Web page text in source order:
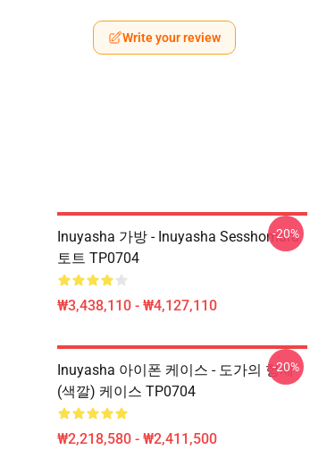
Write your review
Inuyasha 가방 - Inuyasha Sesshomaru
토트 TP0704
₩3,438,110 - ₩4,127,110
-20%
Inuyasha 아이폰 케이스 - 도가의 형제
(색깔) 케이스 TP0704
₩2,218,580 - ₩2,411,500
-20%